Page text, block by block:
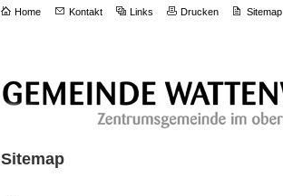
Home Kontakt Links Drucken Sitemap
Sitemap